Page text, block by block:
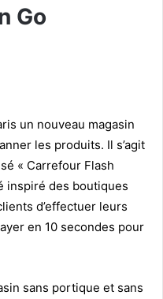
Go
un nouveau magasin
les produits. Il s’agit
« Carrefour Flash
inspiré des boutiques
d’effectuer leurs
en 10 secondes pour
sans portique et sans